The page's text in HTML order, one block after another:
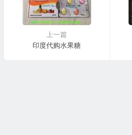
上一篇
印度代购水果糖